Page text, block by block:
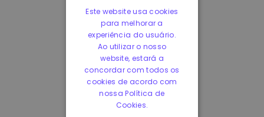
Este website usa cookies
para melhorar a
experiência do usuário.
Ao utilizar o nosso
website, estará a
concordar com todos os
cookies de acordo com
nossa Política de
Cookies.